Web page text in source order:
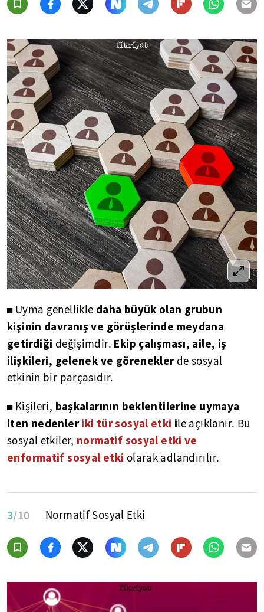
◼ Uyma genellikle daha büyük olan grubun
kişinin davranış ve görüşlerinde meydana
getirdiği değişimdir. Ekip çalışması, aile, iş
ilişkileri, gelenek ve göreneklerde sosyal
etkinin bir parçasıdır.
◼ Kişileri, başkalarının beklentilerine uymaya
iten nedenleriki tür sosyal etki ile açıklanır. Bu
sosyal etkiler, normatif sosyal etki ve
enformatif sosyal etki olarak adlandırılır.
3/10 Normatif Sosyal Etki